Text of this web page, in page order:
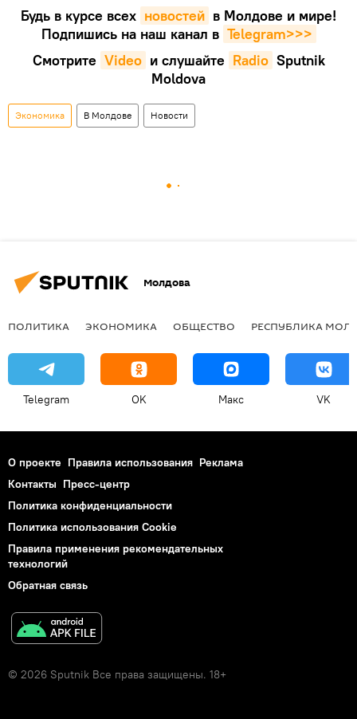
Будь в курсе всех новостей в Молдове и мире!
Подпишись на наш канал в Telegram>>>
Смотрите Video и слушайте Radio Sputnik
Moldova
Экономика В Молдове Новости
Молдова
ПОЛИТИКА ЭКОНОМИКА ОБЩЕСТВО РЕСПУБЛИКА
Telegram OK Макс VK
О проекте Правила использования Реклама
Контакты Пресс-центр
Политика конфиденциальности
Политика использования Cookie
Правила применения рекомендательных
технологий
Обратная связь
© 2026 Sputnik Все права защищены. 18+